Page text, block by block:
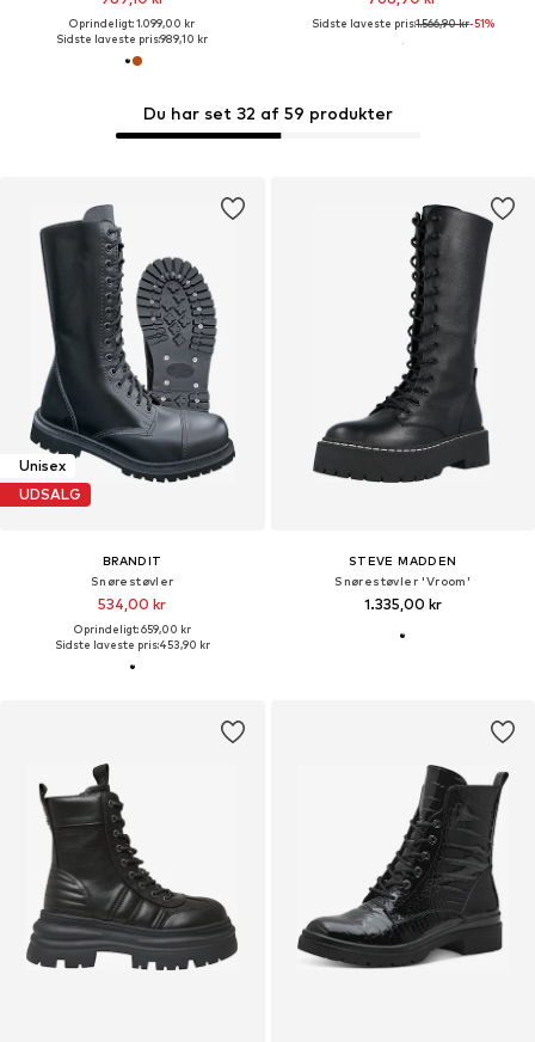
Oprindeligt: 1.099,00 kr
Sidste laveste pris:989,10 kr
Sidste laveste pris:1.566,90 kr-51%
Du har set 32 af 59 produkter
Unisex
UDSALG
BRANDIT
Snørestøvler
534,00 kr
Oprindeligt: 659,00 kr
Sidste laveste pris:453,90 kr
STEVE MADDEN
Snørestøvler 'Vroom'
1.335,00 kr